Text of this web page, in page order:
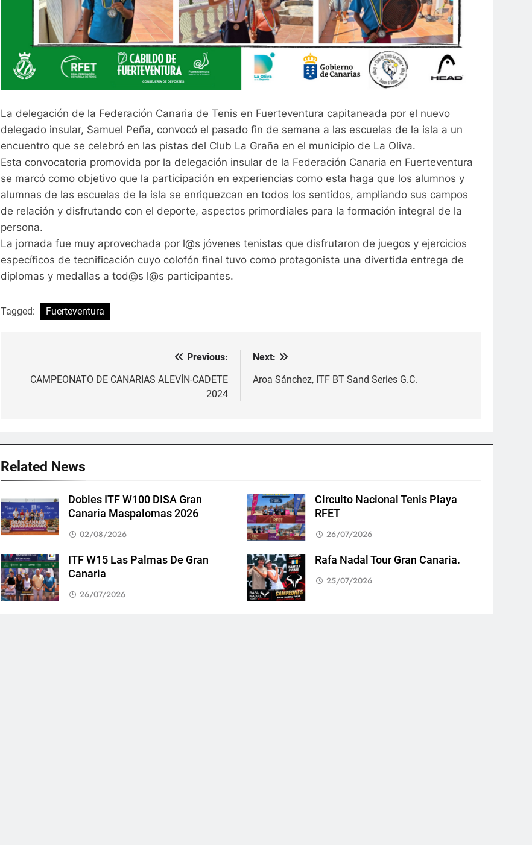
La delegación de la Federación Canaria de Tenis en Fuerteventura capitaneada por el nuevo
delegado insular, Samuel Peña, convocó el pasado fin de semana a las escuelas de la isla a un
encuentro que se celebró en las pistas del Club La Graña en el municipio de La Oliva.
Esta convocatoria promovida por la delegación insular de la Federación Canaria en Fuerteventura
se marcó como objetivo que la participación en experiencias como esta haga que los alumnos y
alumnas de las escuelas de la isla se enriquezcan en todos los sentidos, ampliando sus campos
de relación y disfrutando con el deporte, aspectos primordiales para la formación integral de la
persona.
La jornada fue muy aprovechada por l@s jóvenes tenistas que disfrutaron de juegos y ejercicios
específicos de tecnificación cuyo colofón final tuvo como protagonista una divertida entrega de
diplomas y medallas a tod@s l@s participantes.
Tagged: Fuerteventura
Previous:
CAMPEONATO DE CANARIAS ALEVÍN-CADETE
2024
Next:
Aroa Sánchez, ITF BT Sand Series G.C.
Related News
Dobles ITF W100 DISA Gran
Canaria Maspalomas 2026
02/08/2026
Circuito Nacional Tenis Playa
RFET
26/07/2026
ITF W15 Las Palmas De Gran
Canaria
26/07/2026
Rafa Nadal Tour Gran Canaria.
25/07/2026